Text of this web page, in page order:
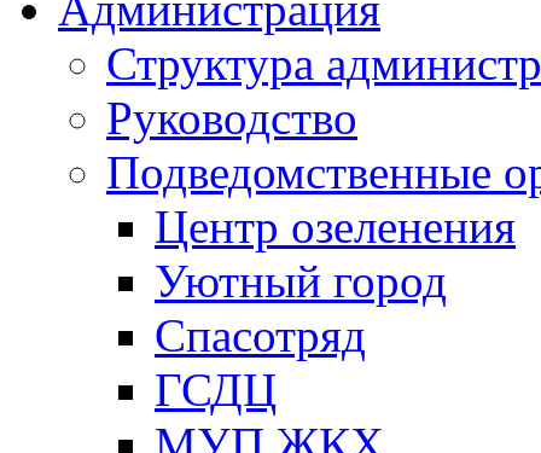
Структура
Руководство
Подведомственные
Центр озеленения
Уютный город
Спасотряд
ГСДЦ